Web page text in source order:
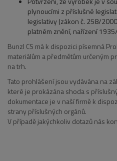
plynoucími z příslušné
legislativy (zákon č. 258/
platném znění, nařízení
Bunzl CS má k dispozici písemná
materiálům a předmětům určeným
na trh.
Tato prohlášení jsou vydávána na
které je prokázána shoda s
dokumentace je v naší firmě k
strany příslušných orgánů.
V případě jakýchkoliv dotazů nás